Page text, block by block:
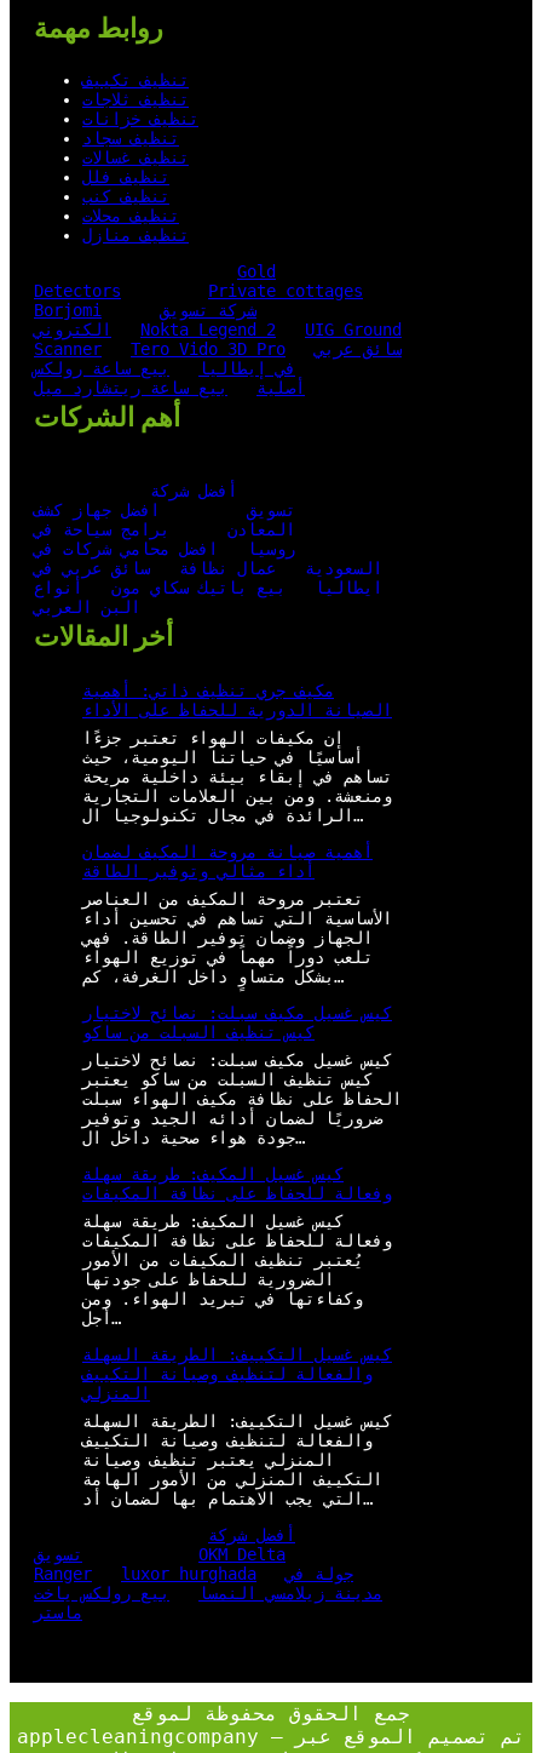
روابط مهمة
تنظيف تكييف
تنظيف ثلاجات
تنظيف خزانات
تنظيف سجاد
تنظيف غسالات
تنظيف فلل
تنظيف كنب
تنظيف محلات
تنظيف منازل
Gold
Detectors
Private cottages
Borjomi
شركة تسويق
الكتروني
Nokta Legend 2
UIG Ground
Scanner
Tero Vido 3D Pro
سائق عربي
في إيطاليا
بيع ساعة رولكس
أصلية
بيع ساعة ريتشارد ميل
أهم الشركات
أفضل شركة
تسويق
افضل جهاز كشف
المعادن
برامج سياحة في
روسيا
افضل محامي شركات في
السعودية
عمال نظافة
سائق عربي في
ايطاليا
بيع باتيك سكاي مون
أنواع
البن العربي
أخر المقالات
مكيف جري تنظيف ذاتي: أهمية
الصيانة الدورية للحفاظ على الأداء
إن مكيفات الهواء تعتبر جزءًا
أساسيًا في حياتنا اليومية، حيث
تساهم في إبقاء بيئة داخلية مريحة
ومنعشة. ومن بين العلامات التجارية
الرائدة في مجال تكنولوجيا ال…
أهمية صيانة مروحة المكيف لضمان
أداء مثالي وتوفير الطاقة
تعتبر مروحة المكيف من العناصر
الأساسية التي تساهم في تحسين أداء
الجهاز وضمان توفير الطاقة. فهي
تلعب دوراً مهماً في توزيع الهواء
بشكل متساوٍ داخل الغرفة، كم…
كيس غسيل مكيف سبلت: نصائح لاختيار
كيس تنظيف السبلت من ساكو
كيس غسيل مكيف سبلت: نصائح لاختيار
كيس تنظيف السبلت من ساكو يعتبر
الحفاظ على نظافة مكيف الهواء سبلت
ضروريًا لضمان أدائه الجيد وتوفير
جودة هواء صحية داخل ال…
كيس غسيل المكيف: طريقة سهلة
وفعالة للحفاظ على نظافة المكيفات
كيس غسيل المكيف: طريقة سهلة
وفعالة للحفاظ على نظافة المكيفات
يُعتبر تنظيف المكيفات من الأمور
الضرورية للحفاظ على جودتها
وكفاءتها في تبريد الهواء. ومن
أجل…
كيس غسيل التكييف: الطريقة السهلة
والفعالة لتنظيف وصيانة التكييف
المنزلي
كيس غسيل التكييف: الطريقة السهلة
والفعالة لتنظيف وصيانة التكييف
المنزلي يعتبر تنظيف وصيانة
التكييف المنزلي من الأمور الهامة
التي يجب الاهتمام بها لضمان أد…
أفضل شركة
تسويق
OKM Delta
Ranger
luxor hurghada
جولة في
مدينة زيلامسي النمسا
بيع رولكس ياخت
ماستر
جمع الحقوق محفوظة لموقع
applecleaningcompany – تم تصميم الموقع عبر